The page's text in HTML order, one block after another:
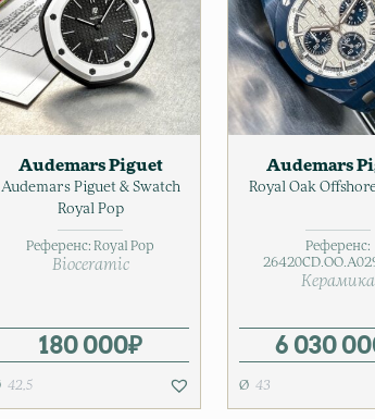
Audemars Piguet
Audemars Piguet & Swatch
Royal Pop
Референс: Royal Pop
Bioceramic
180 000₽
42,5
Audemars
Royal Oak
Референс:
Керамика
6 030
43